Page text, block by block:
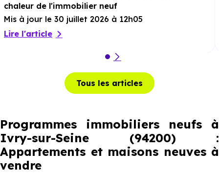
chaleur de l'immobilier neuf
Mis à jour le 30 juillet 2026 à 12h05
Lire l'article
Tous les articles
Programmes immobiliers neufs à
Ivry-sur-Seine (94200) :
Appartements et maisons neuves à
vendre